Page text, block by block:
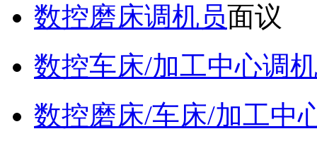
数控磨床调机员面议
数控车床/加工中心调
数控磨床/车床/加工中